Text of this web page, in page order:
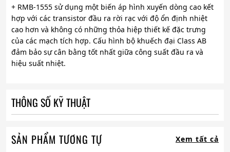
+ RMB-1555 sử dụng một biến áp hình xuyến dòng cao kết
hợp với các transistor đầu ra rời rạc với độ ổn định nhiệt
cao hơn và không có những thỏa hiệp thiết kế đặc trưng
của các mạch tích hợp. Cấu hình bộ khuếch đại Class AB
đảm bảo sự cân bằng tốt nhất giữa công suất đầu ra và
hiệu suất nhiệt.
THÔNG SỐ KỸ THUẬT
SẢN PHẨM TƯƠNG TỰ Xem tất cả